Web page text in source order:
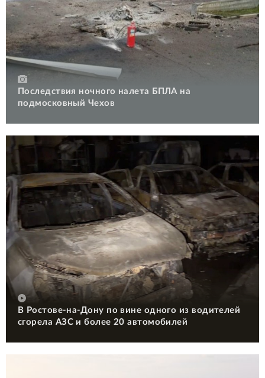
Последствия ночного налета БПЛА на
подмосковный Чехов
В Ростове-на-Дону по вине одного из водителей
сгорела АЗС и более 20 автомобилей